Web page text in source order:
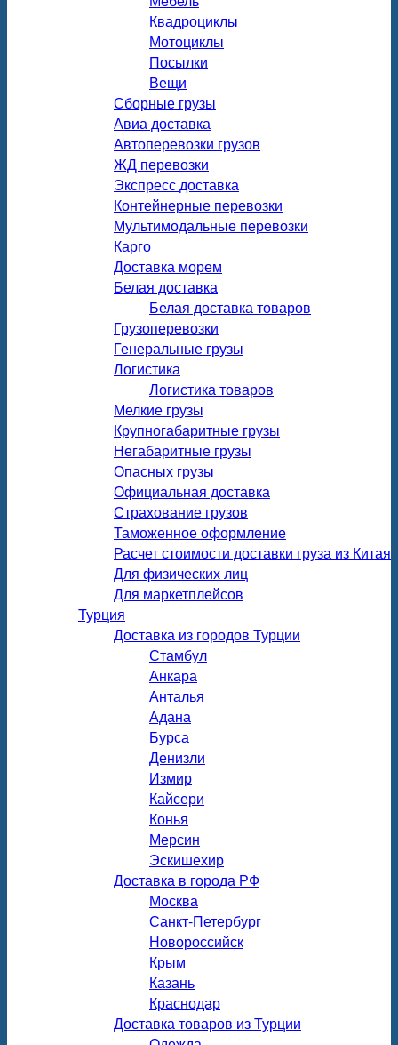
Квадроциклы
Мотоциклы
Посылки
Вещи
Сборные грузы
Авиа доставка
Автоперевозки грузов
ЖД перевозки
Экспресс доставка
Контейнерные перевозки
Мультимодальные перевозки
Карго
Доставка морем
Белая доставка
Белая доставка товаров
Грузоперевозки
Генеральные грузы
Логистика
Логистика товаров
Мелкие грузы
Крупногабаритные грузы
Негабаритные грузы
Опасных грузы
Официальная доставка
Страхование грузов
Таможенное оформление
Расчет стоимости доставки груза из Китая
Для физических лиц
Для маркетплейсов
Турция
Доставка из городов Турции
Стамбул
Анкара
Анталья
Адана
Бурса
Денизли
Измир
Кайсери
Конья
Мерсин
Эскишехир
Доставка в города РФ
Москва
Санкт-Петербург
Новороссийск
Крым
Казань
Краснодар
Доставка товаров из Турции